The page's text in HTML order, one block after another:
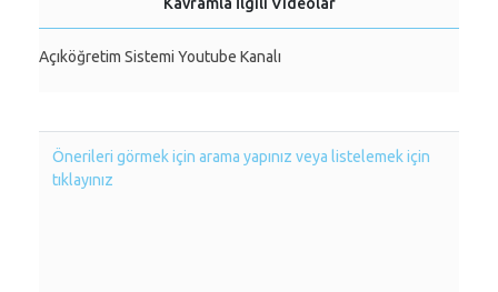
Açıköğretim Sistemi Youtube Kanalı
Önerileri görmek için arama yapınız veya listelemek için
tıklayınız